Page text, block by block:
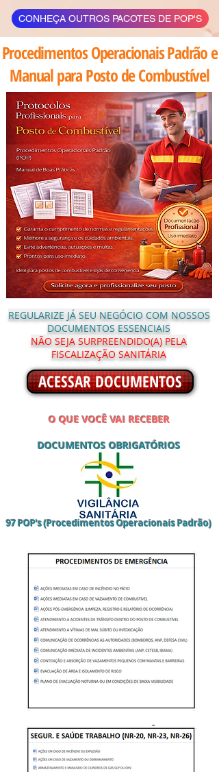
CONHEÇA OUTROS PACOTES DE POP'S
Procedimentos Operacionais Padrão e
Manual para Posto de Combustível
REGULARIZE JÁ SEU NEGÓCIO COM NOSSOS
DOCUMENTOS ESSENCIAIS
NÃO SEJA SURPREENDIDO(A) PELA
FISCALIZAÇÃO SANITÁRIA
O QUE VOCÊ VAI RECEBER
DOCUMENTOS OBRIGATÓRIOS
97 POP's (Procedimentos Operacionais Padrão)
CONTROLE DE FUNCIONÁRIOS
ACESSAR DOCUMENTOS